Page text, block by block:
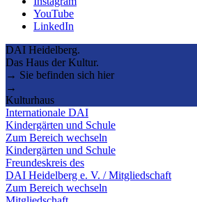
YouTube
LinkedIn
DAI Heidelberg.
Das Haus der Kultur.
→ Sie befinden sich hier
→
Kulturhaus
Internationale DAI
Kindergärten und Schule
Zum Bereich wechseln
Kindergärten und Schule
Freundeskreis des
DAI Heidelberg e. V. / Mitgliedschaft
Zum Bereich wechseln